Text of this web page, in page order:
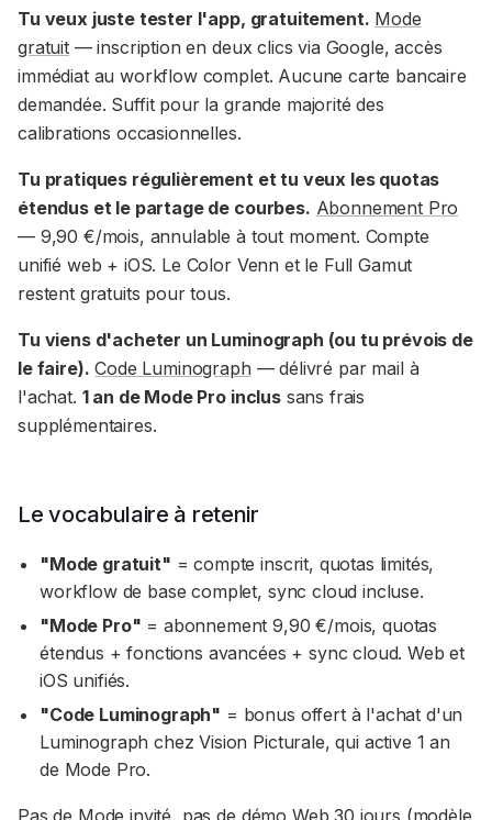
Tu veux juste tester l'app, gratuitement. Mode
gratuit— inscription en deux clics via Google, accès
immédiat au workflow complet. Aucune carte bancaire
demandée. Suffit pour la grande majorité des
calibrations occasionnelles.
Tu pratiques régulièrement et tu veux les quotas
étendus et le partage de courbes. Abonnement Pro
— 9,90 €/mois, annulable à tout moment. Compte
unifié web + iOS. Le Color Venn et le Full Gamut
restent gratuits pour tous.
Tu viens d'acheter un Luminograph (ou tu prévois de
le faire). Code Luminograph — délivré par mail à
l'achat. 1 an de Mode Pro inclussans frais
supplémentaires.
Le vocabulaire à retenir
"Mode gratuit" = compte inscrit, quotas limités,
workflow de base complet, sync cloud incluse.
"Mode Pro" = abonnement 9,90 €/mois, quotas
étendus + fonctions avancées + sync cloud. Web et
iOS unifiés.
"Code Luminograph" = bonus offert à l'achat d'un
Luminograph chez Vision Picturale, qui active 1 an
de Mode Pro.
Pas de Mode invité, pas de démo Web 30 jours (modèle